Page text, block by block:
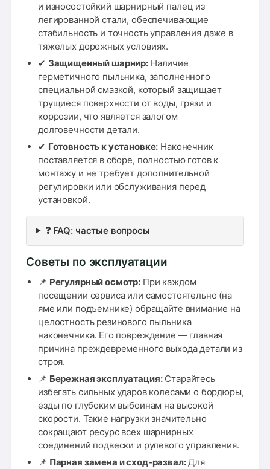
и износостойкий шарнирный палец из
легированной стали, обеспечивающие
стабильность и точность управления даже в
тяжелых дорожных условиях.
✔ Защищенный шарнир: Наличие
герметичного пыльника, заполненного
специальной смазкой, который защищает
трущиеся поверхности от воды, грязи и
коррозии, что является залогом
долговечности детали.
✔ Готовность к установке: Наконечник
поставляется в сборе, полностью готов к
монтажу и не требует дополнительной
регулировки или обслуживания перед
установкой.
❓ FAQ: частые вопросы
Советы по эксплуатации
📌 Регулярный осмотр: При каждом
посещении сервиса или самостоятельно (на
яме или подъемнике) обращайте внимание на
целостность резинового пыльника
наконечника. Его повреждение — главная
причина преждевременного выхода детали из
строя.
📌 Бережная эксплуатация:Старайтесь
избегать сильных ударов колесами о бордюры,
езды по глубоким выбоинам на высокой
скорости. Такие нагрузки значительно
сокращают ресурс всех шарнирных
соединений подвески и рулевого управления.
📌 Парная замена и сход-развал:Для